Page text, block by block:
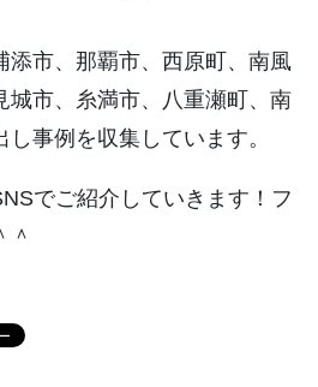
市、那覇市、西原町、南風
城市、糸満市、八重瀬町、南
事例を収集しています。
でご紹介していきます！フ
＾